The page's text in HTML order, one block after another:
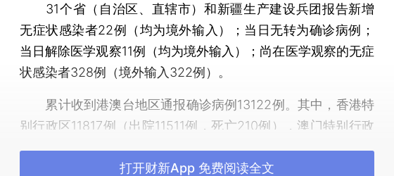
31个省（自治区、直辖市）和新疆生产建设兵团报告新增
无症状感染者22例（均为境外输入）；当日无转为确诊病例；
当日解除医学观察11例（均为境外输入）；尚在医学观察的无症
状感染者328例（境外输入322例）。
累计收到港澳台地区通报确诊病例13122例。其中，香港特
别行政区11817例（出院11511例，死亡210例），澳门特别行政
打开财新App 免费阅读全文